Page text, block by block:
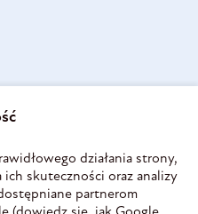
działania strony,
ich skuteczności oraz analizy
partnerom